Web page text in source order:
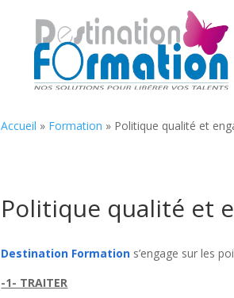
Accueil » Formation » Politique qualité et
Politique qualité et
Destination Formation s’engage sur les
-1- TRAITER